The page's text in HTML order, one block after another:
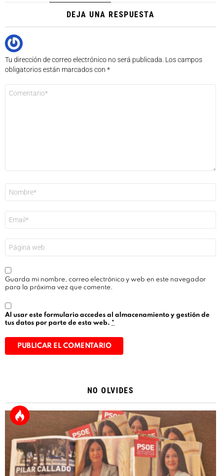
DEJA UNA RESPUESTA
Tu dirección de correo electrónico no será publicada. Los campos
obligatorios están marcados con *
electrónico
*
Guarda mi nombre, correo electrónico y web en este navegador
para la próxima vez que comente.
Al usar este formulario accedes al almacenamiento y gestión de
tus datos por parte de esta web. *
NO OLVIDES